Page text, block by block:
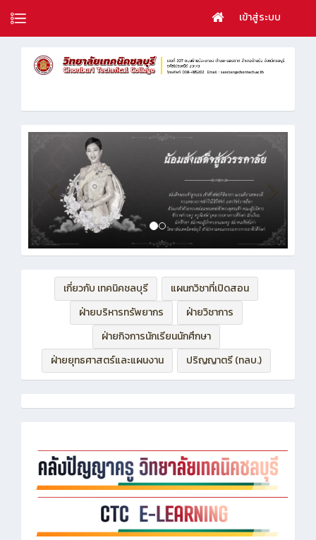
เข้าสู่ระบบ
เกี่ยวกับ เทคนิคชลบุรี
แผนกวิชาที่เปิดสอน
ฝ่ายบริหารทรัพยากร
ฝ่ายวิชาการ
ฝ่ายกิจการนักเรียนนักศึกษา
ฝ่ายยุทธศาสตร์และแผนงาน
ปริญญาตรี (ทลบ.)